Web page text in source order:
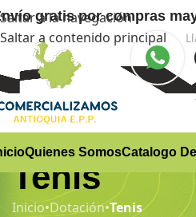
Saltar a la navegación
Saltar a contenido principal
gratispor compras
Quienes SomosCatalogo
Tenis
Inicio•Dotación•Tenis